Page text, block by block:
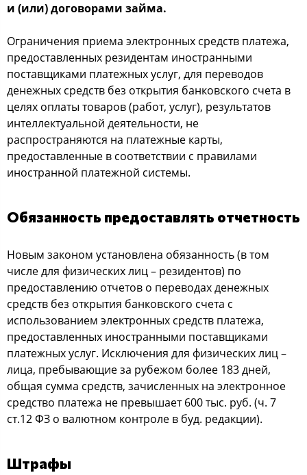
и (или) договорами займа.
Ограничения приема электронных средств платежа,
предоставленных резидентам иностранными
поставщиками платежных услуг, для переводов
денежных средств без открытия банковского счета в
целях оплаты товаров (работ, услуг), результатов
интеллектуальной деятельности, не
распространяются на платежные карты,
предоставленные в соответствии с правилами
иностранной платежной системы.
Обязанность предоставлять отчетность
Новым законом установлена обязанность (в том
числе для физических лиц – резидентов) по
предоставлению отчетов о переводах денежных
средств без открытия банковского счета с
использованием электронных средств платежа,
предоставленных иностранными поставщиками
платежных услуг. Исключения для физических лиц –
лица, пребывающие за рубежом более 183 дней,
общая сумма средств, зачисленных на электронное
средство платежа не превышает 600 тыс. руб. (ч. 7
ст.12 ФЗ о валютном контроле в буд. редакции).
Штрафы